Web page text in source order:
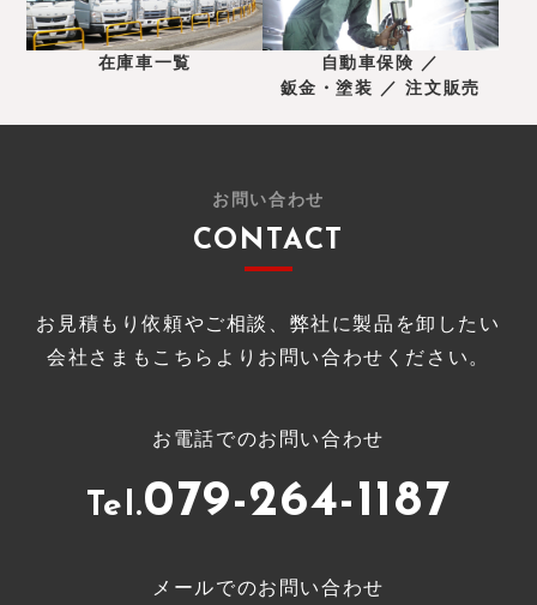
在庫車一覧
自動車保険 ／
鈑金・塗装 ／ 注文販売
お問い合わせ
CONTACT
お見積もり依頼やご相談、弊社に製品を卸したい
会社さまもこちらよりお問い合わせください。
お電話でのお問い合わせ
Tel.079-264-1187
メールでのお問い合わせ